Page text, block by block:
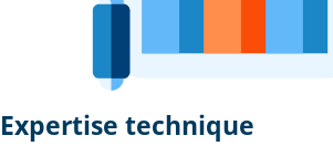
Expertise technique